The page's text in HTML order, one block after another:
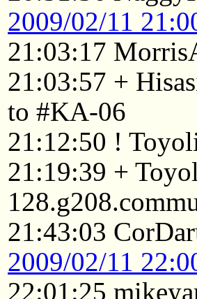
2009/02/11
21:03:17
21:03:57 +
to #KA-06
21:12:50 !
21:19:39 +
21:43:03
2009/02/11
22:01:25